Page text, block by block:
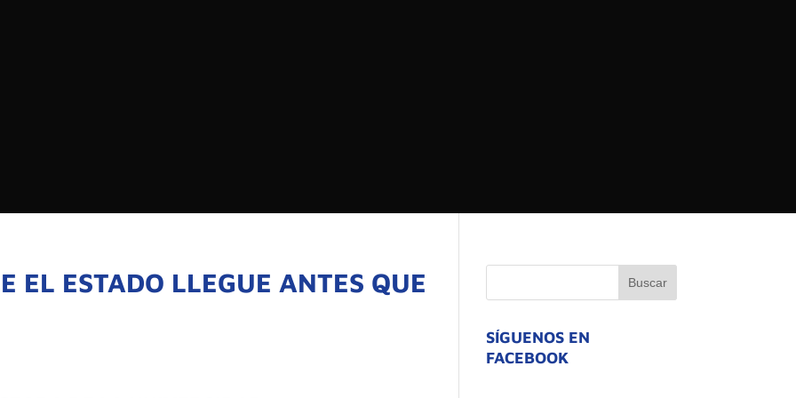
NUESTRO EQUIPO
EL ESTADO LLEGUE ANTES QUE
SÍGUENOS EN
FACEBOOK